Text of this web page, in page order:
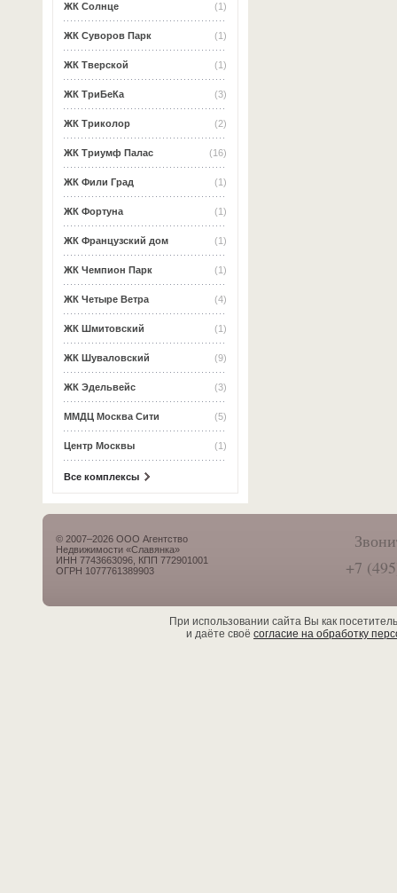
(1)
ЖК Солнце
(1)
ЖК Суворов Парк
(1)
ЖК Тверской
(3)
ЖК ТриБеКа
(2)
ЖК Триколор
(16)
ЖК Триумф Палас
(1)
ЖК Фили Град
(1)
ЖК Фортуна
(1)
ЖК Французский дом
(1)
ЖК Чемпион Парк
(4)
ЖК Четыре Ветра
(1)
ЖК Шмитовский
(9)
ЖК Шуваловский
(3)
ЖК Эдельвейс
(5)
ММДЦ Москва Сити
(1)
Центр Москвы
Все комплексы
© 2007–2026 ООО Агентство
Недвижимости «Славянка»
ИНН 7743663096, КПП 772901001
ОГРН 1077761389903
+7
При использовании сайта Вы как
и даёте своё согласие на обработку